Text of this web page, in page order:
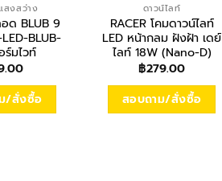
สงสว่าง
ด BLUB 9
BLUB-
มไวท์
/สั่งซื้อ
ดาวน์ไลท์
RACER โคมดาวน์ไลท์
LED หน้ากลม ฝังฝ้า เดย์
ไลท์ 18W (Nano-D)
฿279.00
สอบถาม/สั่งซื้อ